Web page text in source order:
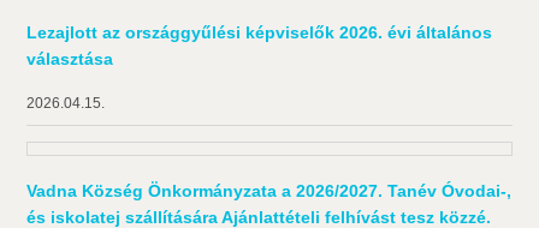
Lezajlott az országgyűlési képviselők 2026. évi általános
választása
2026.04.15.
Vadna Község Önkormányzata a 2026/2027. Tanév Óvodai-,
és iskolatej szállítására Ajánlattételi felhívást tesz közzé.